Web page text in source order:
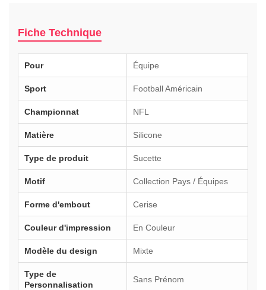
Fiche Technique
Pour Équipe
Sport Football Américain
Championnat NFL
Matière Silicone
Type de produit Sucette
Motif Collection Pays / Équipes
Forme d'embout Cerise
Couleur d'impression En Couleur
Modèle du design Mixte
Type de
Personnalisation
Sans Prénom